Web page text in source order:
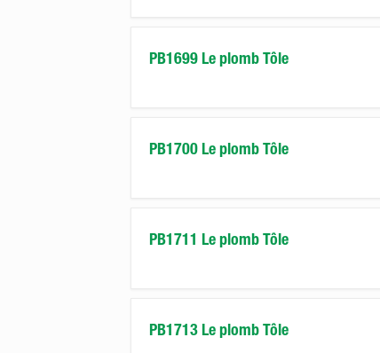
PB1699 Le plomb Tôle
PB1700 Le plomb Tôle
PB1711 Le plomb Tôle
PB1713 Le plomb Tôle